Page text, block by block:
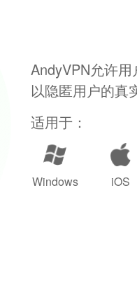
AndyVPN允许
以隐匿用户的真
适用于：
Windows iOS